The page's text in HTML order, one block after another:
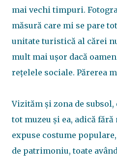
mai vechi timpuri.
măsură care mi se pare
unitate turistică al cărei
mult mai ușor dacă
rețelele sociale. Părerea
Vizităm și zona de
tot muzeu și ea, adică
expuse costume
de patrimoniu, toate